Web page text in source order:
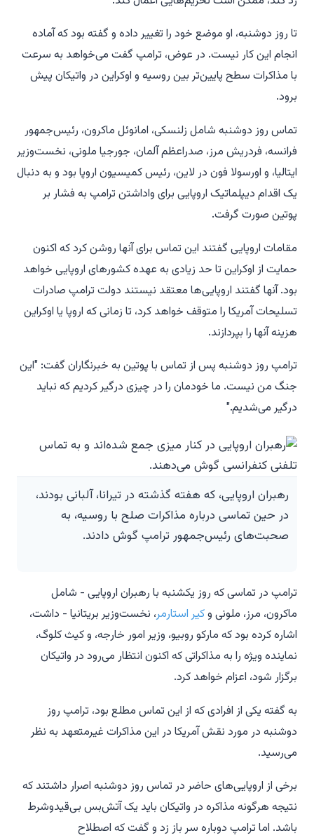
تا روز دوشنبه، او موضع خود را تغییر داده و گفته بود که آماده
انجام این کار نیست. در عوض، ترامپ گفت می‌خواهد به سرعت
با مذاکرات سطح پایین‌تر بین روسیه و اوکراین در واتیکان پیش
برود.
تماس روز دوشنبه شامل زلنسکی، امانوئل ماکرون، رئیس‌جمهور
فرانسه، فردریش مرز، صدراعظم آلمان، جورجیا ملونی، نخست‌وزیر
ایتالیا، و اورسولا فون در لاین، رئیس کمیسیون اروپا بود و به دنبال
یک اقدام دیپلماتیک اروپایی برای واداشتن ترامپ به فشار بر
پوتین صورت گرفت.
مقامات اروپایی گفتند این تماس برای آنها روشن کرد که اکنون
حمایت از اوکراین تا حد زیادی به عهده کشورهای اروپایی خواهد
بود. آنها گفتند اروپایی‌ها معتقد نیستند دولت ترامپ صادرات
تسلیحات آمریکا را متوقف خواهد کرد، تا زمانی که اروپا یا اوکراین
هزینه آنها را بپردازند.
ترامپ روز دوشنبه پس از تماس با پوتین به خبرنگاران گفت: "این
جنگ من نیست. ما خودمان را در چیزی درگیر کردیم که نباید
درگیر می‌شدیم."
رهبران اروپایی، که هفته گذشته در تیرانا، آلبانی بودند،
در حین تماسی درباره مذاکرات صلح با روسیه، به
صحبت‌های رئیس‌جمهور ترامپ گوش دادند.
ترامپ در تماسی که روز یکشنبه با رهبران اروپایی - شامل
ماکرون، مرز، ملونی وکیر استارمر، نخست‌وزیر بریتانیا - داشت،
اشاره کرده بود که مارکو روبیو، وزیر امور خارجه، و کیث کلوگ،
نماینده ویژه را به مذاکراتی که اکنون انتظار می‌رود در واتیکان
برگزار شود، اعزام خواهد کرد.
به گفته یکی از افرادی که از این تماس مطلع بود، ترامپ روز
دوشنبه در مورد نقش آمریکا در این مذاکرات غیرمتعهد به نظر
می‌رسید.
برخی از اروپایی‌های حاضر در تماس روز دوشنبه اصرار داشتند که
نتیجه هرگونه مذاکره در واتیکان باید یک آتش‌بس بی‌قیدوشرط
باشد. اما ترامپ دوباره سر باز زد و گفت که اصطلاح